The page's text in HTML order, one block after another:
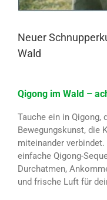
Neuer
Wald
Qigong im Wald –
Tauche ein in Qigong,
Bewegungskunst, die
miteinander
einfache Qigong-
Durchatmen,
und frische Luft für